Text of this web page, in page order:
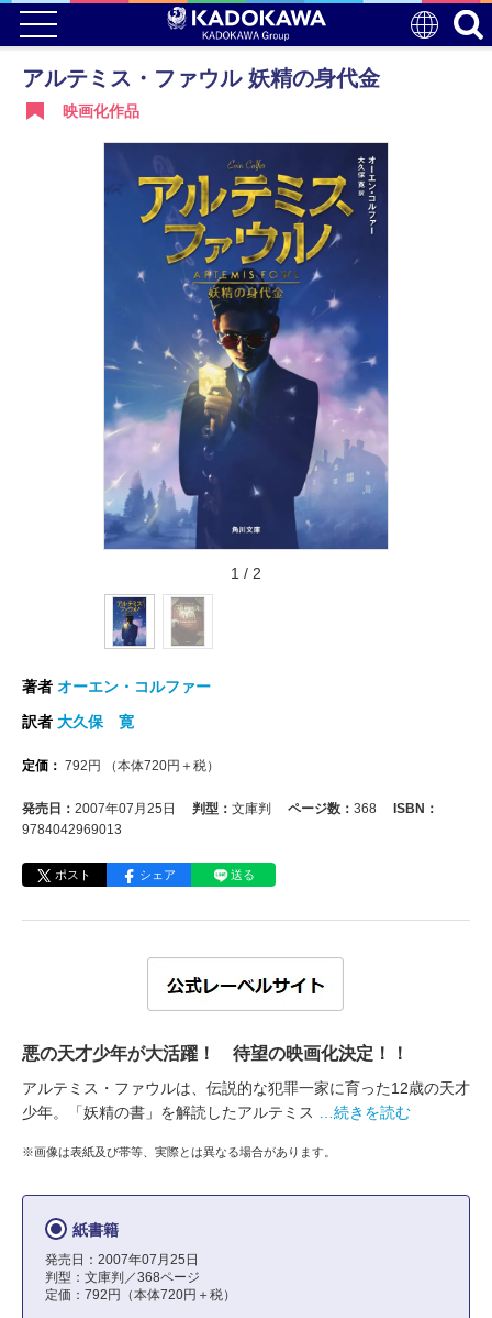
アルテミス・ファウル 妖精の身代金
映画化作品
1 / 2
著者 オーエン・コルファー
訳者 大久保 寛
定価： 792 円 （本体720円＋税）
発売日： 2007年07月25日 判型： 文庫判 ページ数： 368
ISBN：
9784042969013
ポスト シェア 送る
悪の天才少年が大活躍！ 待望の映画化決定！！
アルテミス・ファウルは、伝説的な犯罪一家に育った12歳の天才
少年。「妖精の書」を解読したアルテミス
…続きを読む
※画像は表紙及び帯等、実際とは異なる場合があります。
紙書籍
発売日：2007年07月25日
判型：文庫判／368ページ
定価：792円（本体720円＋税）